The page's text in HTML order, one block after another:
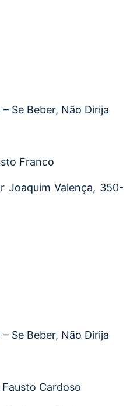
Se Beber, Não Dirija
Franco
Joaquim Valença, 350-
Se Beber, Não Dirija
Cardoso